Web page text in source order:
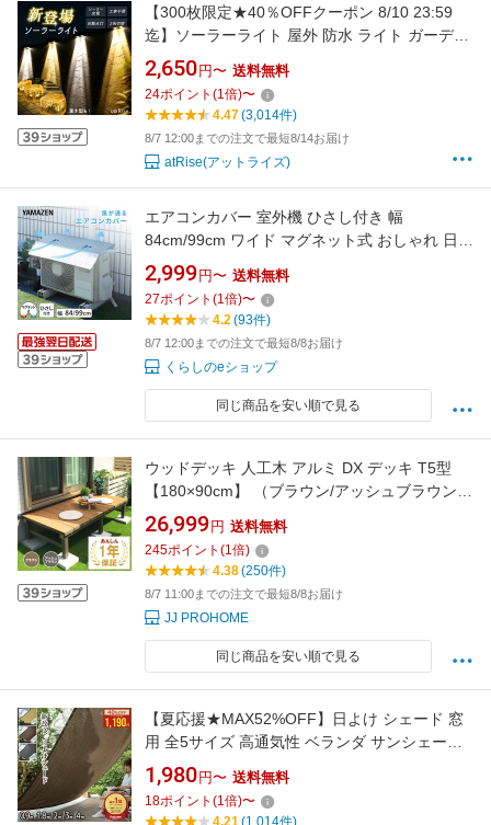
【300枚限定★40％OFFクーポン 8/10 23:59
迄】ソーラーライト 屋外 防水 ライト ガーデン
ライト エクステリア キューブ 埋め込み LEDガ
ーデンライト LEDライト 置き型 おしゃれ 庭 ラ
イトアップ 外構 ソーラー 充電 センサーライト
2,650 円〜 送料無料
24ポイント (1倍)〜
4.47(3,014件)
8/7 12:00までの注文で最短8/14お届け
atRise(アットライズ)
エアコンカバー 室外機 ひさし付き 幅
84cm/99cm ワイド マグネット式 おしゃれ 日よ
け 省エネ 節電 YVMA-8460H/YVMA-9960WH
山善 YAMAZEN 【送料無料】
2,999 円〜 送料無料
27ポイント (1倍)〜
4.2(93件)
8/7 12:00までの注文で最短8/8お届け
くらしのeショップ
同じ商品を安い順で見る
ウッドデッキ 人工木 アルミ DX デッキ T5型
【180×90cm】 （ブラウン/アッシュブラウン）
庭 シンプル デッキ ガーデンデッキ ガーデンベ
ンチ 縁台 頑丈 ベランダ 置くだけ お洒落 おし
ゃれ 足場 踏み台 1年保証
26,999 円 送料無料
245ポイント (1倍)
4.38(250件)
8/7 11:00までの注文で最短8/8お届け
JJ PROHOME
同じ商品を安い順で見る
【夏応援★MAX52%OFF】日よけ シェード 窓
用 全5サイズ 高通気性 ベランダ サンシェード
目隠し オーニング 日除けシェード ベランダ目
隠しシェード サンシェード バルコニー 雨よけ
シェード 4m 大きいサイズ 窓 屋外 庭 日よけ ス
1,980 円〜 送料無料
18ポイント (1倍)〜